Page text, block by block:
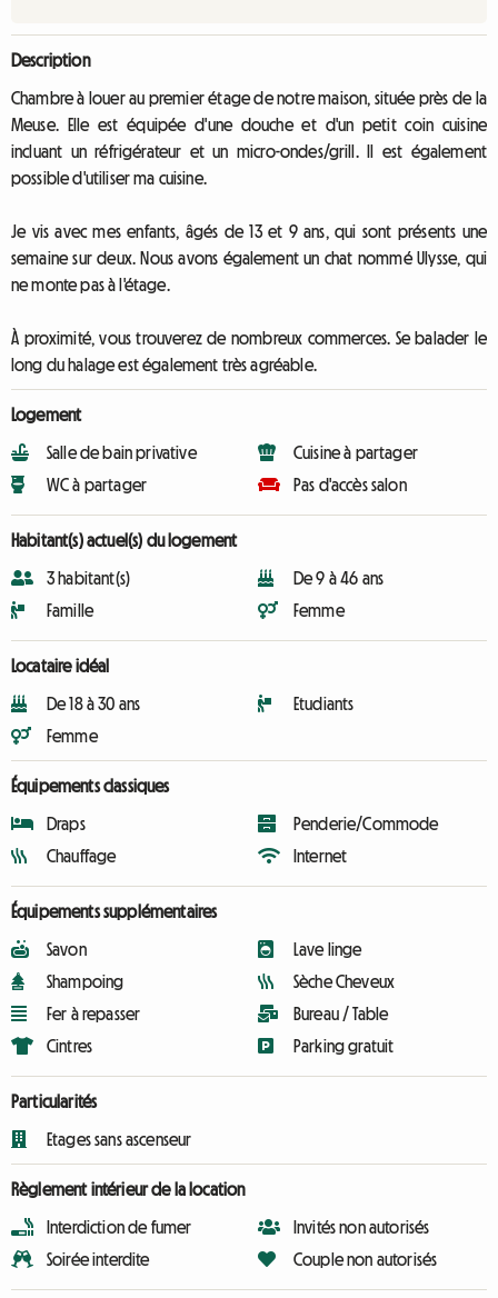
Description
Chambre à louer au premier étage de notre maison, située près de la
Meuse. Elle est équipée d'une douche et d'un petit coin cuisine
incluant un réfrigérateur et un micro-ondes/grill. Il est également
possible d'utiliser ma cuisine.
Je vis avec mes enfants, âgés de 13 et 9 ans, qui sont présents une
semaine sur deux. Nous avons également un chat nommé Ulysse, qui
ne monte pas à l'étage.
À proximité, vous trouverez de nombreux commerces. Se balader le
long du halage est également très agréable.
Logement
Salle de bain privative
WC à partager
Cuisine à partager
Pas d'accès salon
Habitant(s) actuel(s) du logement
3 habitant(s)
Famille
De 9 à 46 ans
Femme
Locataire idéal
De 18 à 30 ans
Femme
Etudiants
Équipements classiques
Draps
Chauffage
Penderie/Commode
Internet
Équipements supplémentaires
Savon
Shampoing
Fer à repasser
Cintres
Lave linge
Sèche Cheveux
Bureau / Table
Parking gratuit
Particularités
Etages sans ascenseur
Règlement intérieur de la location
Interdiction de fumer
Soirée interdite
Invités non autorisés
Couple non autorisés